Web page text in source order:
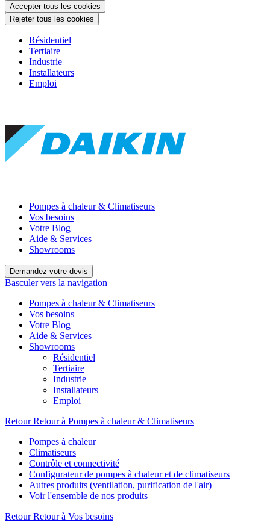
Accepter tous les cookies
Rejeter tous les cookies
Résidentiel
Tertiaire
Industrie
Installateurs
Emploi
Pompes à chaleur & Climatiseurs
Vos besoins
Votre Blog
Aide & Services
Showrooms
Demandez votre devis
Basculer vers la navigation
Pompes à chaleur & Climatiseurs
Vos besoins
Votre Blog
Aide & Services
Showrooms
Résidentiel
Tertiaire
Industrie
Installateurs
Emploi
Retour Retour à Pompes à chaleur & Climatiseurs
Pompes à chaleur
Climatiseurs
Contrôle et connectivité
Configurateur de pompes à chaleur et de climatiseurs
Autres produits (ventilation, purification de l'air)
Voir l'ensemble de nos produits
Retour Retour à Vos besoins